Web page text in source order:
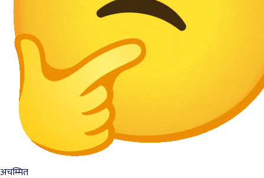
अचम्मित